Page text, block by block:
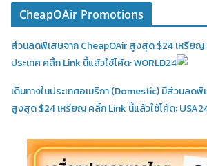
CheapOAir Promotions
ส่วนลดพิเสษจาก CheapOAir สูงสุด $24 เหรียญ
ประเทศ คลิ้ก Link นี้แล้วใช้โค้ด: WORLD24
เดินทางในประเทศอเมริกา (Domestic)มีส่วนลดพิ
สูงสุด $24 เหรียญ คลิ้ก Link นี้แล้วใช้โค้ด: